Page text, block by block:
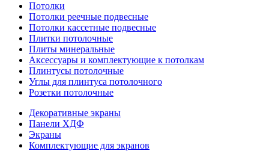
Потолки
Потолки реечные подвесные
Потолки кассетные подвесные
Плитки потолочные
Плиты минеральные
Аксессуары и комплектующие к потолкам
Плинтусы потолочные
Углы для плинтуса потолочного
Розетки потолочные
Декоративные экраны
Панели ХДФ
Экраны
Комплектующие для экранов